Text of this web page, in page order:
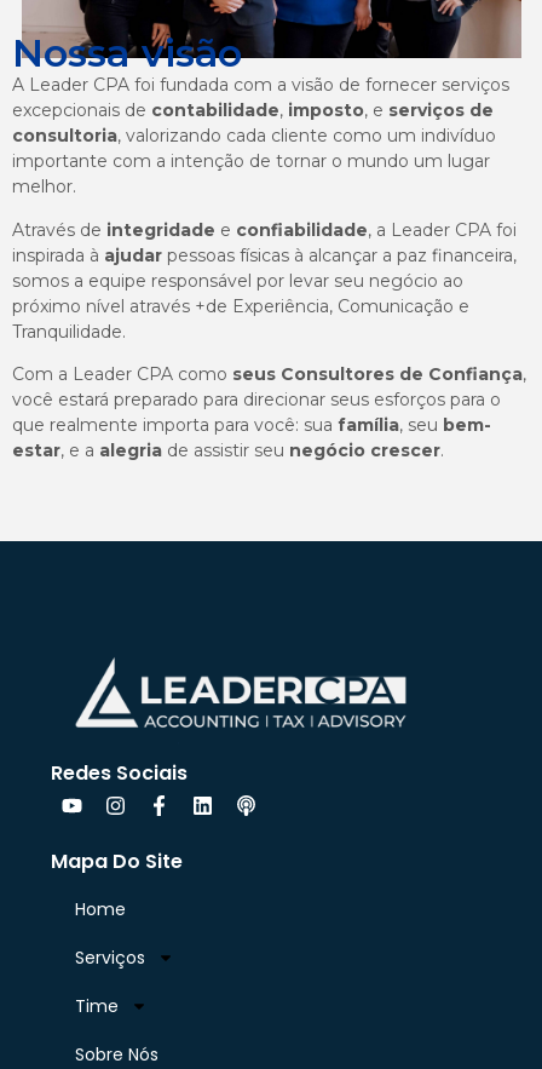
Nossa visão
A Leader CPA foi fundada com a visão de fornecer serviços
excepcionais de contabilidade, imposto, e serviços de
consultoria, valorizando cada cliente como um indivíduo
importante com a intenção de tornar o mundo um lugar
melhor.
Através de integridade e confiabilidade, a Leader CPA foi
inspirada à ajudar pessoas físicas à alcançar a paz financeira,
somos a equipe responsável por levar seu negócio ao
próximo nível através +de Experiência, Comunicação e
Tranquilidade.
Com a Leader CPA como seus Consultores de Confiança,
você estará preparado para direcionar seus esforços para o
que realmente importa para você: sua família, seu bem-
estar, e a alegria de assistir seu negócio crescer.
Redes Sociais
Mapa Do Site
Home
Serviços
Time
Sobre Nós